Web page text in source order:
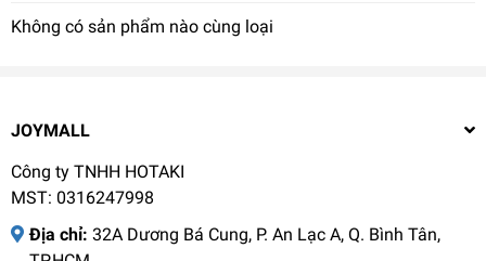
Không có sản phẩm nào cùng loại
JOYMALL
Công ty TNHH HOTAKI
MST: 0316247998
Địa chỉ: 32A Dương Bá Cung, P. An Lạc A, Q. Bình Tân,